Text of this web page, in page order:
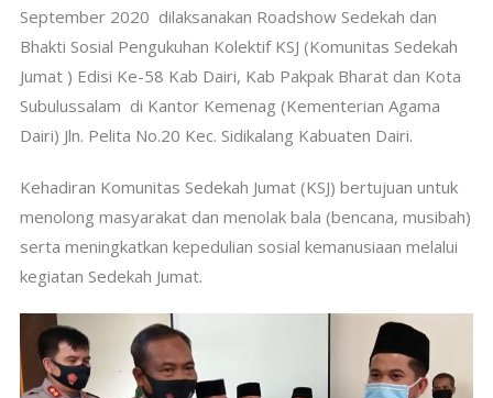
September 2020 dilaksanakan Roadshow Sedekah dan
Bhakti Sosial Pengukuhan Kolektif KSJ (Komunitas Sedekah
Jumat ) Edisi Ke-58 Kab Dairi, Kab Pakpak Bharat dan Kota
Subulussalam di Kantor Kemenag (Kementerian Agama
Dairi) Jln. Pelita No.20 Kec. Sidikalang Kabuaten Dairi.
Kehadiran Komunitas Sedekah Jumat (KSJ) bertujuan untuk
menolong masyarakat dan menolak bala (bencana, musibah)
serta meningkatkan kepedulian sosial kemanusiaan melalui
kegiatan Sedekah Jumat.